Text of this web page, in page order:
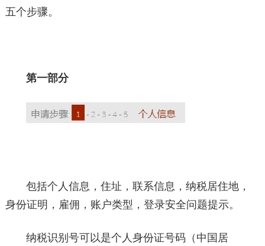
五个步骤。
第一部分
包括个人信息，住址，联系信息，纳税居住地，
身份证明，雇佣，账户类型，登录安全问题提示。
纳税识别号可以是个人身份证号码（中国居